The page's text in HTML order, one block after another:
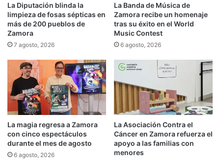
La Diputación blinda la
limpieza de fosas sépticas en
más de 200 pueblos de
Zamora
7 agosto, 2026
La Banda de Música de
Zamora recibe un homenaje
tras su éxito en el World
Music Contest
6 agosto, 2026
La magia regresa a Zamora
con cinco espectáculos
durante el mes de agosto
6 agosto, 2026
La Asociación Contra el
Cáncer en Zamora refuerza el
apoyo a las familias con
menores